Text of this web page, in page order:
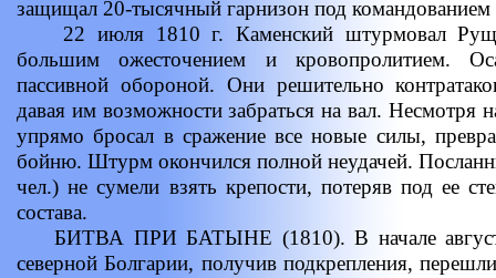
защищал 20-тысячный гарнизон под
22 июля 1810 г. Каменский штурмовал
большим ожесточением и кровопролитием.
пассивной обороной. Они решительно
давая им возможности забраться на вал. Несмотря
упрямо бросал в сражение все новые силы,
бойню. Штурм окончился полной неудачей.
чел.) не сумели взять крепости, потеряв под ее
состава.
БИТВА ПРИ БАТЫНЕ (1810). В начале августа
северной Болгарии, получив подкрепления,